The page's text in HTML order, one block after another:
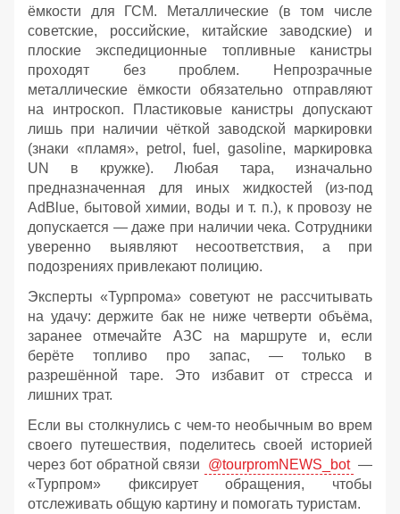
ёмкости для ГСМ. Металлические (в том числе
советские, российские, китайские заводские) и
плоские экспедиционные топливные канистры
проходят без проблем. Непрозрачные
металлические ёмкости обязательно отправляют
на интроскоп. Пластиковые канистры допускают
лишь при наличии чёткой заводской маркировки
(знаки «пламя», petrol, fuel, gasoline, маркировка
UN в кружке). Любая тара, изначально
предназначенная для иных жидкостей (из‑под
AdBlue, бытовой химии, воды и т. п.), к провозу не
допускается — даже при наличии чека. Сотрудники
уверенно выявляют несоответствия, а при
подозрениях привлекают полицию.
Эксперты «Турпрома» советуют не рассчитывать
на удачу: держите бак не ниже четверти объёма,
заранее отмечайте АЗС на маршруте и, если
берёте топливо про запас, — только в
разрешённой таре. Это избавит от стресса и
лишних трат.
Если вы столкнулись с чем-то необычным во врем
своего путешествия, поделитесь своей историей
через бот обратной связи
@tourpromNEWS_bot —
«Турпром» фиксирует обращения, чтобы
отслеживать общую картину и помогать туристам.